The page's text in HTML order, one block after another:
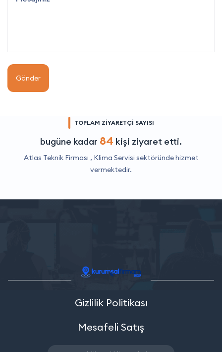
Gönder
TOPLAM ZİYARETÇİ SAYISI
bugüne kadar 84 kişi ziyaret etti.
Atlas Teknik Firması , Klima Servisi sektöründe hizmet
vermektedir.
Gizlilik Politikası
Mesafeli Satış